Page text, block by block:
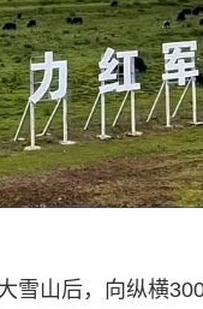
雪山后，向纵横